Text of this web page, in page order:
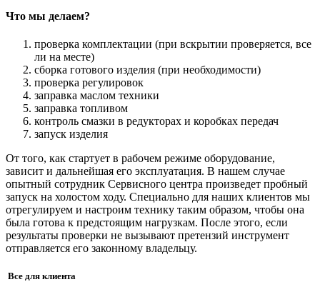
Что мы делаем?
проверка комплектации (при вскрытии проверяется, все
ли на месте)
сборка готового изделия (при необходимости)
проверка регулировок
заправка маслом техники
заправка топливом
контроль смазки в редукторах и коробках передач
запуск изделия
От того, как стартует в рабочем режиме оборудование,
зависит и дальнейшая его эксплуатация. В нашем случае
опытный сотрудник Сервисного центра произведет пробный
запуск на холостом ходу. Специально для наших клиентов мы
отрегулируем и настроим технику таким образом, чтобы она
была готова к предстоящим нагрузкам. После этого, если
результаты проверки не вызывают претензий инструмент
отправляется его законному владельцу.
Все для клиента